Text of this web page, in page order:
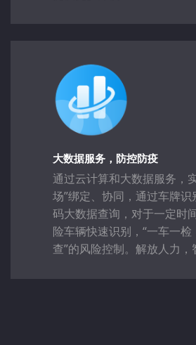
大数据服务，防控防疫
通过云计算和大数据服务，
场”绑定、协同，通过车牌
码大数据查询，对于一定时
险车辆快速识别，“一车一检
查”的风险控制。解放人力，